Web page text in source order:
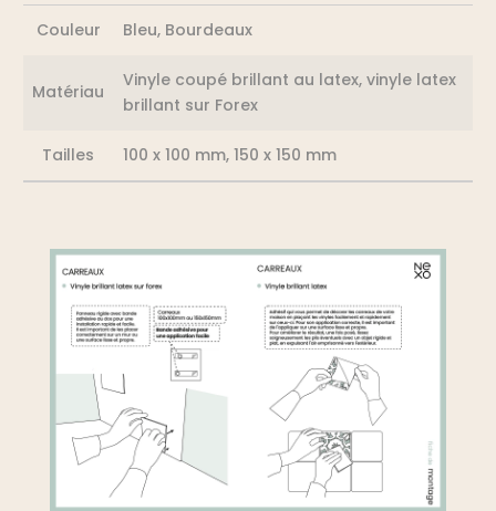
Couleur Bleu, Bourdeaux
Matériau
Vinyle coupé brillant au latex, vinyle latex
brillant sur Forex
Tailles 100 x 100 mm, 150 x 150 mm